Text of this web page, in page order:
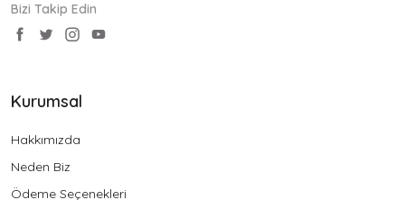
Bizi Takip Edin
Kurumsal
Hakkımızda
Neden Biz
Ödeme Seçenekleri